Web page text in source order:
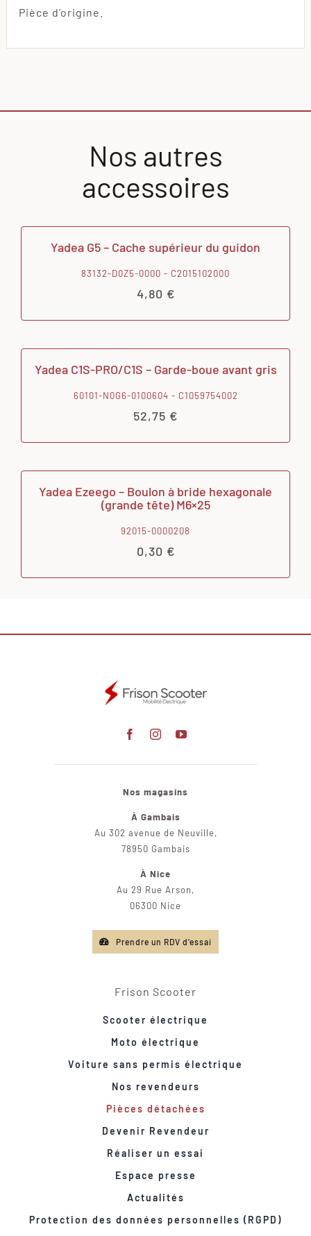
Pièce d’origine.
Nos autres
accessoires
Yadea G5 – Cache supérieur du guidon
83132-D0Z5-0000 - C2015102000
4,80 €
Yadea C1S-PRO/C1S – Garde-boue avant gris
60101-N0G6-0100604 - C1059754002
52,75 €
Yadea Ezeego – Boulon à bride hexagonale
(grande tête) M6×25
92015-0000208
0,30 €
Nos magasins
À Gambais
Au 302 avenue de Neuville,
78950 Gambais
À Nice
Au 29 Rue Arson,
06300 Nice
Prendre un RDV d'essai
Frison Scooter
Scooter électrique
Moto électrique
Voiture sans permis électrique
Nos revendeurs
Pièces détachées
Devenir Revendeur
Réaliser un essai
Espace presse
Actualités
Protection des données personnelles (RGPD)